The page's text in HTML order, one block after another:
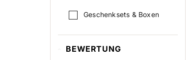
Geschenksets & Boxen
BEWERTUNG